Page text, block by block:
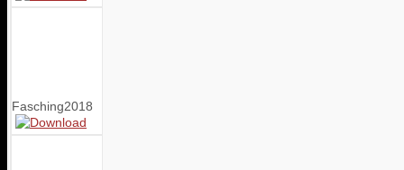
Fasching2018